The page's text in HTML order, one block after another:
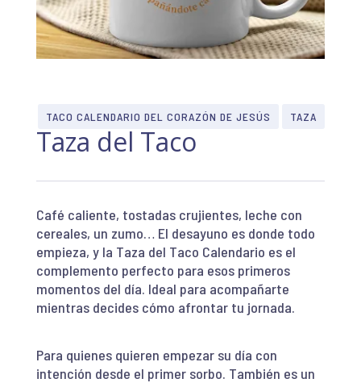
TACO CALENDARIO DEL CORAZÓN DE JESÚS TAZA
Taza del Taco
Café caliente, tostadas crujientes, leche con
cereales, un zumo… El desayuno es donde todo
empieza, y la Taza del Taco Calendario es el
complemento perfecto para esos primeros
momentos del día. Ideal para acompañarte
mientras decides cómo afrontar tu jornada.
Para quienes quieren empezar su día con
intención desde el primer sorbo. También es un